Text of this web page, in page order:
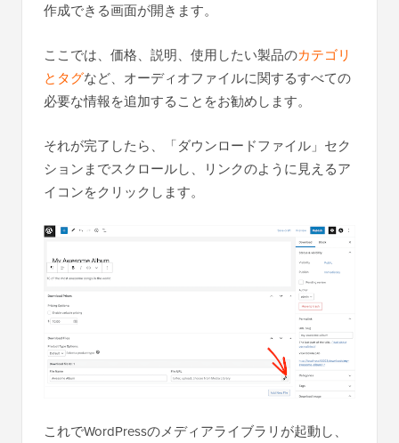
作成できる画面が開きます。
ここでは、価格、説明、使用したい製品のカテゴリ
とタグなど、オーディオファイルに関するすべての
必要な情報を追加することをお勧めします。
それが完了したら、「ダウンロードファイル」セク
ションまでスクロールし、リンクのように見えるア
イコンをクリックします。
これでWordPressのメディアライブラリが起動し、